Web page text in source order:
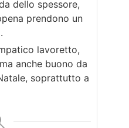
dello spessore,
prendono un
lavoretto,
anche buono da
soprattutto a